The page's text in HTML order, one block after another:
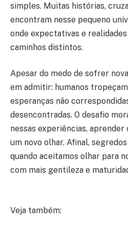
simples. Muitas histórias,
encontram nesse pequeno
onde expectativas e
caminhos distintos.
Apesar do medo de sofrer
em admitir: humanos
esperanças não
desencontradas. O desafio
nessas experiências,
um novo olhar. Afinal,
quando aceitamos olhar para
com mais gentileza e
Veja também: